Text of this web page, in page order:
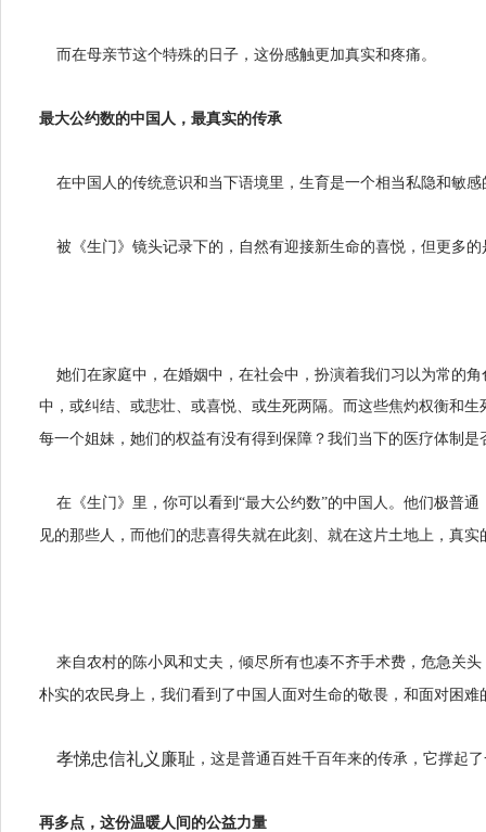
而在母亲节这个特殊的日子，这份感触更加真实和疼痛。
最大公约数的中国人，最真实的传承
在中国人的传统意识和当下语境里，生育是一个相当私隐和敏感
被《生门》镜头记录下的，自然有迎接新生命的喜悦，但更多
她们在家庭中，在婚姻中，在社会中，扮演着我们习以为常的
中，或纠结、或悲壮、或喜悦、或生死两隔。而这些焦灼权衡和
每一个姐妹，她们的权益有没有得到保障？我们当下的医疗体制
在《生门》里，你可以看到 “最大公约数”的中国人。他们极普
见的那些人，而他们的悲喜得失就在此刻、就在这片土地上，真实
来自农村的陈小凤和丈夫，倾尽所有也凑不齐手术费，危急关
朴实的农民身上，我们看到了中国人面对生命的敬畏，和面对困
孝悌忠信礼义廉耻 ，这是普通百姓千百年来的传承，它撑起
再多点，这份温暖人间的公益力量